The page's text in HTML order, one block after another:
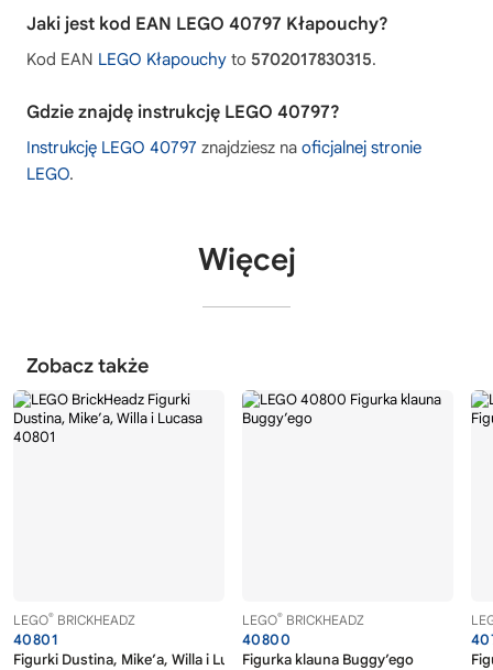
Jaki jest kod EAN LEGO 40797 Kłapouchy?
Kod EAN LEGO Kłapouchy to 5702017830315.
Gdzie znajdę instrukcję LEGO 40797?
Instrukcję LEGO 40797 znajdziesz na oficjalnej stronie
LEGO.
Więcej
Zobacz także
LEGO® BRICKHEADZ
40801
Figurki Dustina, Mike’a, Willa i Lucasa
LEGO® BRICKHEADZ
40800
Figurka klauna Buggy’ego